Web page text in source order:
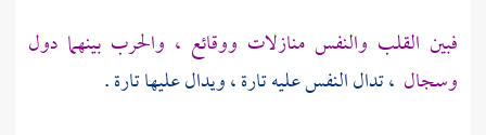
فبين القلب والنفس منازلات ووقائع ، والحرب بينهما دول
وسجال ، تدال النفس عليه تارة ، ويدال عليها تارة .